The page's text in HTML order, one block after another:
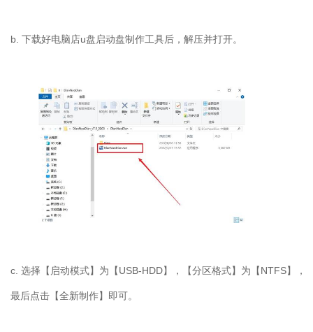
b. 下载好电脑店u盘启动盘制作工具后，解压并打开。
c. 选择【启动模式】为【USB-HDD】，【分区格式】为【NTFS】，
最后点击【全新制作】即可。